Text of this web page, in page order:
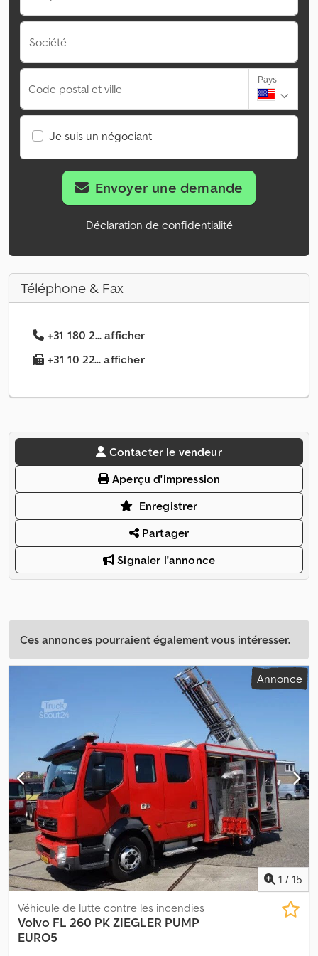
Société
Code postal et ville
Pays
Je suis un négociant
Envoyer une demande
Déclaration de confidentialité
Téléphone & Fax
+31 180 2... afficher
+31 10 22... afficher
Contacter le vendeur
Aperçu d'impression
Enregistrer
Partager
Signaler l'annonce
Ces annonces pourraient également vous intéresser.
Annonce
1 / 15
Véhicule de lutte contre les incendies
Volvo FL 260 PK ZIEGLER PUMP
EURO5